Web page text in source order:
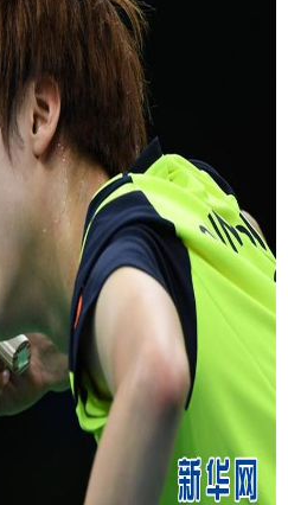
新华广播
华电视英文